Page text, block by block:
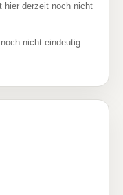
hier derzeit noch nicht
nicht eindeutig